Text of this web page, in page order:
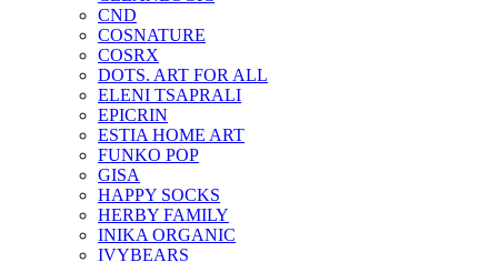
CND
COSNATURE
COSRX
DOTS. ART FOR ALL
ELENI TSAPRALI
EPICRIN
ESTIA HOME ART
FUNKO POP
GISA
HAPPY SOCKS
HERBY FAMILY
INIKA ORGANIC
IVYBEARS